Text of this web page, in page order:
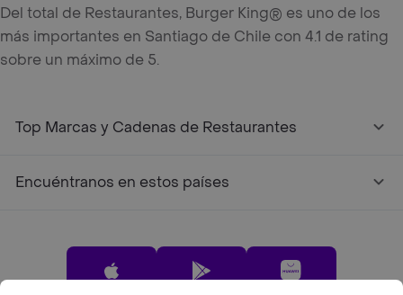
Del total de Restaurantes, Burger King® es uno de los
más importantes en Santiago de Chile con 4.1 de rating
sobre un máximo de 5.
Top Marcas y Cadenas de Restaurantes
Encuéntranos en estos países